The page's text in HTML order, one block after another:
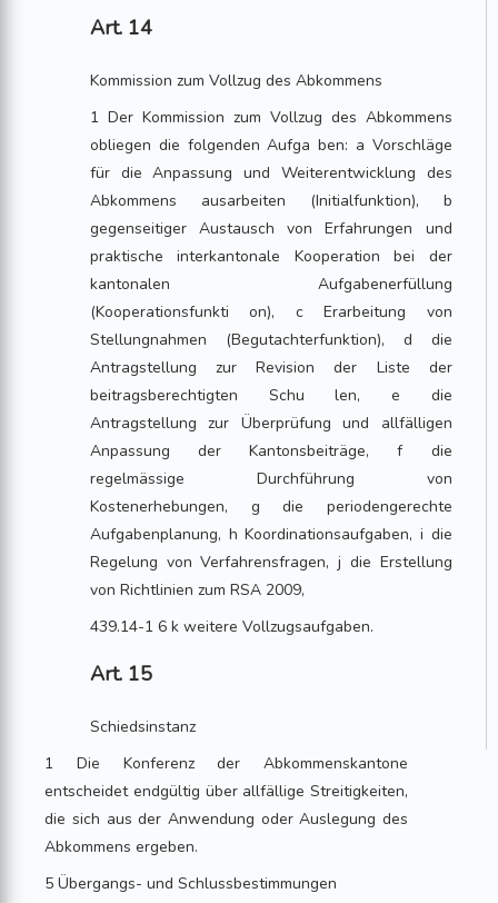
Art. 14
Kommission zum Vollzug des Abkommens
1 Der Kommission zum Vollzug des Abkommens
obliegen die folgenden Aufga ben: a Vorschläge
für die Anpassung und Weiterentwicklung des
Abkommens ausarbeiten (Initialfunktion), b
gegenseitiger Austausch von Erfahrungen und
praktische interkantonale Kooperation bei der
kantonalen Aufgabenerfüllung
(Kooperationsfunkti on), c Erarbeitung von
Stellungnahmen (Begutachterfunktion), d die
Antragstellung zur Revision der Liste der
beitragsberechtigten Schu len, e die
Antragstellung zur Überprüfung und allfälligen
Anpassung der Kantonsbeiträge, f die
regelmässige Durchführung von
Kostenerhebungen, g die periodengerechte
Aufgabenplanung, h Koordinationsaufgaben, i die
Regelung von Verfahrensfragen, j die Erstellung
von Richtlinien zum RSA 2009,
439.14-1 6 k weitere Vollzugsaufgaben.
Art. 15
Schiedsinstanz
1 Die Konferenz der Abkommenskantone
entscheidet endgültig über allfällige Streitigkeiten,
die sich aus der Anwendung oder Auslegung des
Abkommens ergeben.
5 Übergangs- und Schlussbestimmungen